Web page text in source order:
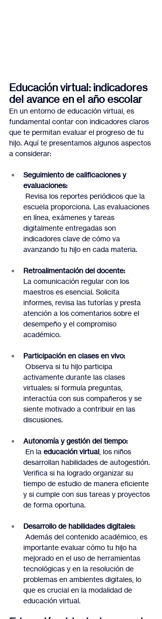
Educación virtual: indicadores
del avance en el año escolar
En un entorno de educación virtual, es
fundamental contar con indicadores claros
que te permitan evaluar el progreso de tu
hijo. Aquí te presentamos algunos aspectos
a considerar:
Seguimiento de calificaciones y
evaluaciones:
escuela proporciona. Las evaluaciones
en línea, exámenes y tareas
digitalmente entregadas son
indicadores clave de cómo va
avanzando tu hijo en cada materia.
Retroalimentación del docente:
La comunicación regular con los
maestros es esencial. Solicita
informes, revisa las tutorías y presta
atención a los comentarios sobre el
desempeño y el compromiso
académico.
Participación en clases en vivo:
activamente durante las clases
virtuales: si formula preguntas,
interactúa con sus compañeros y se
siente motivado a contribuir en las
discusiones.
Autonomía y gestión del tiempo:
En la educación virtual , los niños
desarrollan habilidades de autogestión.
Verifica si ha logrado organizar su
tiempo de estudio de manera eficiente
y si cumple con sus tareas y proyectos
de forma oportuna.
Desarrollo de habilidades digitales:
importante evaluar cómo tu hijo ha
mejorado en el uso de herramientas
tecnológicas y en la resolución de
problemas en ambientes digitales, lo
que es crucial en la modalidad de
educación virtual.